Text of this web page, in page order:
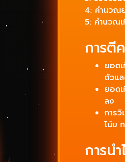
4: คำนวณ
5: คำนวณ
การตี
ยอด
ตัวแ
ยอด
ลง
การวิ
โน้ม
การน